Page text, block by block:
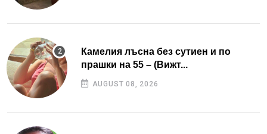
Камелия лъсна без сутиен и по
прашки на 55 – (Вижт...
AUGUST 08, 2026